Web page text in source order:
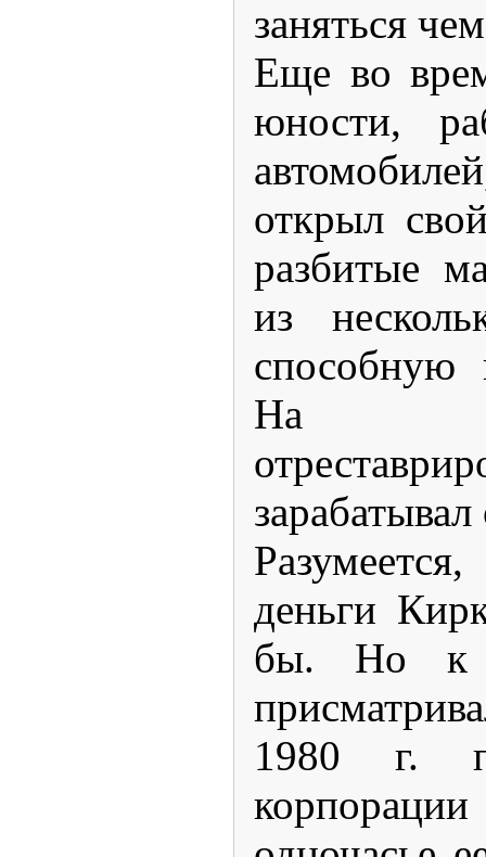
заняться
Еще во
юности,
открыл
разбитые
из
способную
На
деньги
бы. Но к
1980 г.